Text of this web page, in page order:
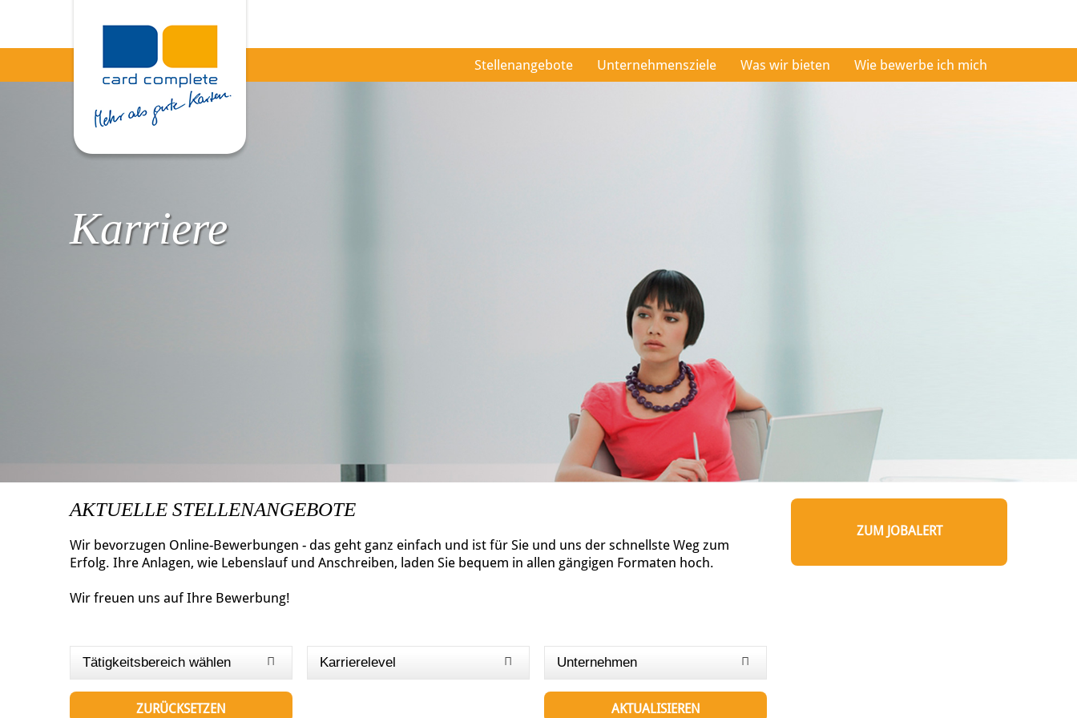
Stellenangebote Unternehmensziele Was wir bieten Wie bewerbe ich mich
Karriere
AKTUELLE STELLENANGEBOTE
Wir bevorzugen Online-Bewerbungen - das geht ganz einfach und ist für Sie und uns der schnellste Weg zum
Erfolg. Ihre Anlagen, wie Lebenslauf und Anschreiben, laden Sie bequem in allen gängigen Formaten hoch.
Wir freuen uns auf Ihre Bewerbung!
Tätigkeitsbereich wählen Karrierelevel Unternehmen
ZURÜCKSETZEN AKTUALISIEREN
ZUM JOBALERT